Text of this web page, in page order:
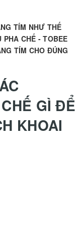
TÍM NHƯ THẾ
PHA CHẾ - TOBEE
TÍM CHO ĐÚNG
GÌ ĐỂ
KHOAI